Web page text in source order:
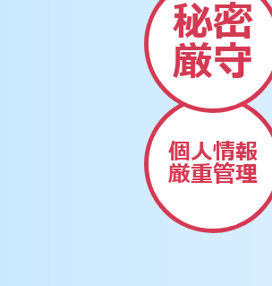
秘密
厳守
個人情報
厳重管理